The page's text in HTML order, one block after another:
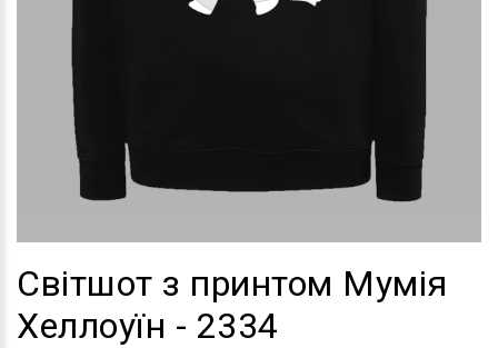
Світшот з принтом Мумія
Хеллоуїн - 2334